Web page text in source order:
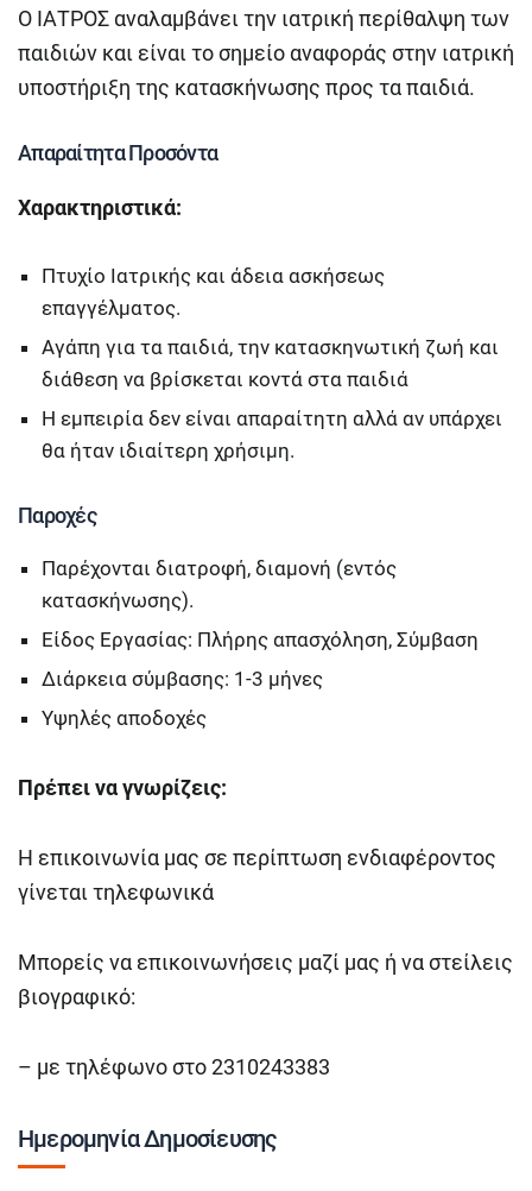
Ο ΙΑΤΡΟΣ αναλαμβάνει την ιατρική περίθαλψη των
παιδιών και είναι το σημείο αναφοράς στην ιατρική
υποστήριξη της κατασκήνωσης προς τα παιδιά.
Απαραίτητα Προσόντα
Χαρακτηριστικά:
Πτυχίο Ιατρικής και άδεια ασκήσεως
επαγγέλματος.
Αγάπη για τα παιδιά, την κατασκηνωτική ζωή και
διάθεση να βρίσκεται κοντά στα παιδιά
Η εμπειρία δεν είναι απαραίτητη αλλά αν υπάρχει
θα ήταν ιδιαίτερη χρήσιμη.
Παροχές
Παρέχονται διατροφή, διαμονή (εντός
κατασκήνωσης).
Είδος Εργασίας: Πλήρης απασχόληση, Σύμβαση
Διάρκεια σύμβασης: 1-3 μήνες
Υψηλές αποδοχές
Πρέπει να γνωρίζεις:
Η επικοινωνία μας σε περίπτωση ενδιαφέροντος
γίνεται τηλεφωνικά
Μπορείς να επικοινωνήσεις μαζί μας ή να στείλεις
βιογραφικό:
– με τηλέφωνο στο 2310243383
Ημερομηνία Δημοσίευσης